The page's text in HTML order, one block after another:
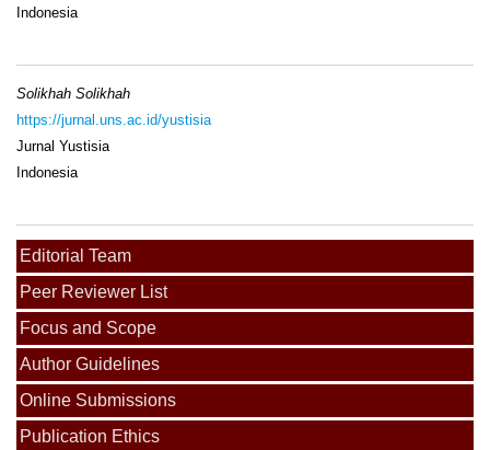
Indonesia
Solikhah Solikhah
https://jurnal.uns.ac.id/yustisia
Jurnal Yustisia
Indonesia
Editorial Team
Peer Reviewer List
Focus and Scope
Author Guidelines
Online Submissions
Publication Ethics